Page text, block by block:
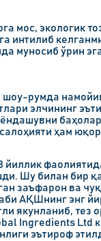
мос, экологик
интилиб
муносиб ўрин
румда
элчининг
баҳолар
ҳам
йиллик
Шу билан бир
заъфарон ва
АҚШнинг энг
якунланиб, тез
Ingredients Ltd
эътироф